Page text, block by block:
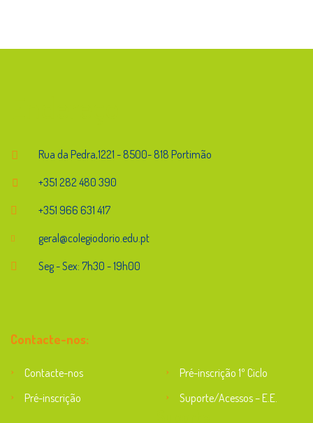
Rua da Pedra,1221 - 8500- 818 Portimão
+351 282 480 390
+351 966 631 417
geral@colegiodorio.edu.pt
Seg - Sex: 7h30 - 19h00
Contacte-nos:
Contacte-nos
Pré-inscrição 1º Ciclo
Pré-inscrição
Suporte/Acessos – E.E.